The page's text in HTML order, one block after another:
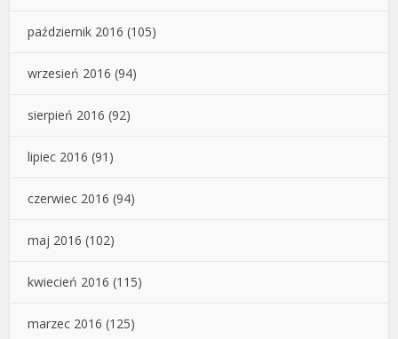
październik 2016 (105)
wrzesień 2016 (94)
sierpień 2016 (92)
lipiec 2016 (91)
czerwiec 2016 (94)
maj 2016 (102)
kwiecień 2016 (115)
marzec 2016 (125)